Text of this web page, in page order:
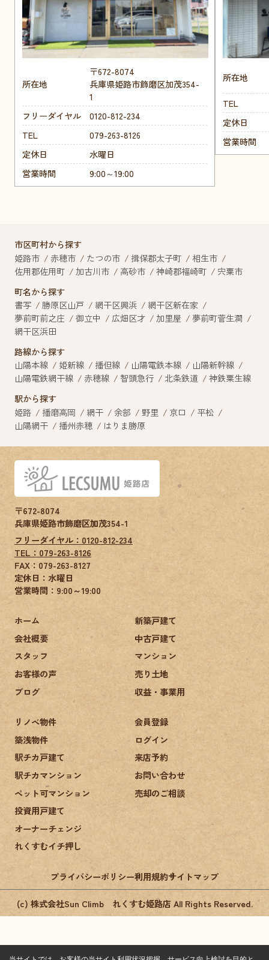
所在地
〒672-8074
兵庫県姫路市飾磨区加茂354-
1
フリーダイヤル
0120-812-234
TEL
079-263-8126
定休日
水曜日
営業時間
9:00～19:00
所在地
TEL
定休日
営業時間
市区町村から探す
姫路市
赤穂市 たつの市 揖保郡太子町
相生市
佐用郡佐用町
加古川市 高砂市 神崎郡福崎町
宍粟市
町名から探す
書写
勝原区山戸 網干区興浜
網干区新在家
夢前町前之庄
御立中 広畑区才 加里屋
夢前町菅生澗
網干区浜田
路線から探す
山陽本線
姫新線 播但線 山陽電鉄本線
山陽新幹線
山陽電鉄網干線
赤穂線 智頭急行 北条鉄道
神鉄粟生線
駅から探す
姫路
播磨高岡 網干 余部 野里 京口
平松
山陽網干
播州赤穂 はりま勝原
〒672-8074
兵庫県姫路市飾磨区加茂354-1
フリーダイヤル：0120-812-234
TEL：079-263-8126
FAX： 079-263-8127
定休日：水曜日
営業時間：9:00～19:00
ホーム
会社概要
スタッフ
お客様の声
ブログ
新築戸建て
中古戸建て
マンション
売り土地
収益・事業用
リノベ物件
築浅物件
駅チカ戸建て
駅チカマンション
ペット可マンション
投資用戸建て
オーナーチェンジ
れくすむイチ押し
会員登録
ログイン
来店予約
お問い合わせ
売却のご相談
プライバシーポリシー利用規約サイトマップ
(c) 株式会社Sun Climb れくすむ姫路店 All Rights Reserved.